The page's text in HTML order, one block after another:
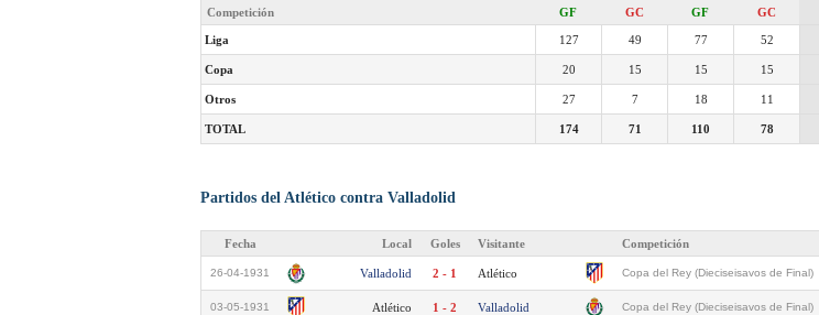
Competición
GF GC GF GC
Liga 127 49 77 52
Copa 20 15 15 15
Otros 27 7 18 11
TOTAL 174 71 110 78
Partidos del Atlético contra Valladolid
Fecha Local Goles Visitante Competición
26-04-1931 Valladolid 2 - 1 Atlético Copa del Rey (Dieciseisavos de Final)
03-05-1931 Atlético 1 - 2 Valladolid Copa del Rey (Dieciseisavos de Final)